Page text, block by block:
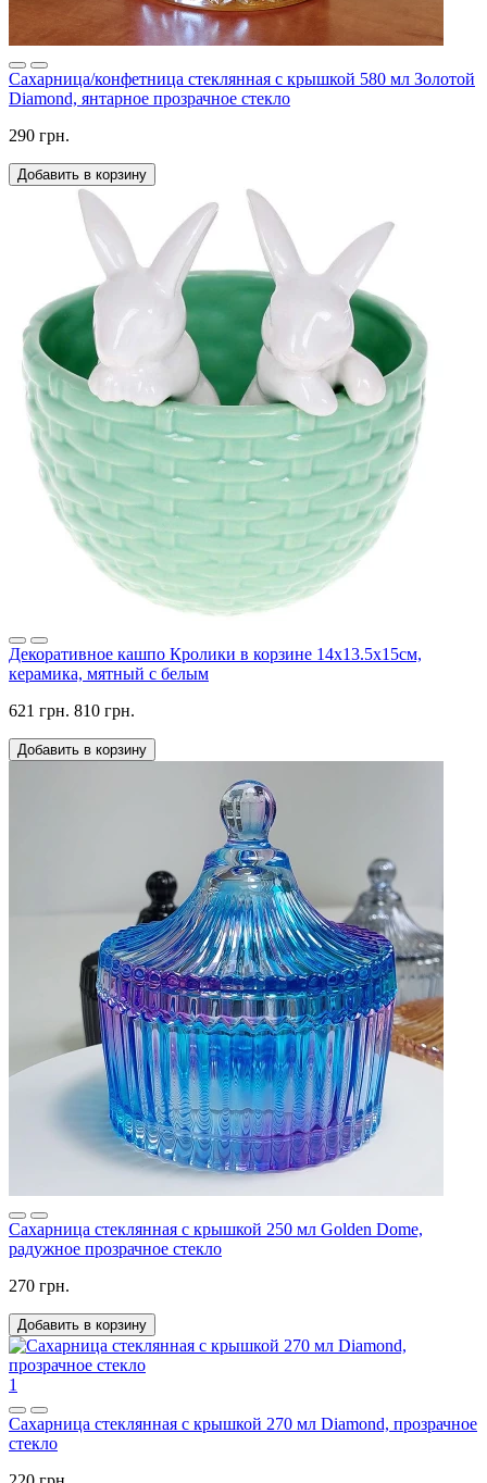
Сахарница/конфетница стеклянная с крышкой 580 мл Золотой
Diamond, янтарное прозрачное стекло
290 грн.
Добавить в корзину
Декоративное кашпо Кролики в корзине 14х13.5х15см,
керамика, мятный с белым
621 грн. 810 грн.
Добавить в корзину
Cахарница стеклянная с крышкой 250 мл Golden Dome,
радужное прозрачное стекло
270 грн.
Добавить в корзину
1
Сахарница стеклянная с крышкой 270 мл Diamond, прозрачное
стекло